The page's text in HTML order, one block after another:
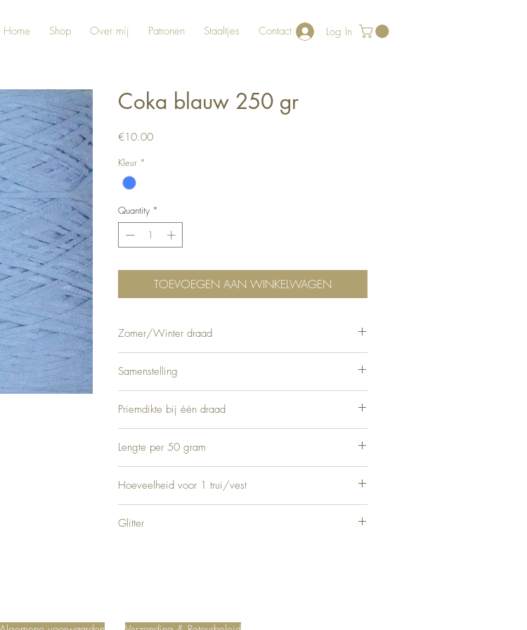
Home Shop Over mij Patronen Staaltjes Contact Log In
Coka blauw 250 gr
€10.00Price
Kleur *
Quantity *
TOEVOEGEN AAN WINKELWAGEN
Zomer/Winter draad
Samenstelling
Priemdikte bij één draad
Lengte per 50 gram
Hoeveelheid voor 1 trui/vest
Glitter